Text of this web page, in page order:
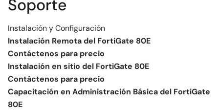
Soporte
Instalación y Configuración
Instalación Remota del FortiGate 80E
Contáctenos para precio
Instalación en sitio del FortiGate 80E
Contáctenos para precio
Capacitación en Administración Básica del FortiGate
80E